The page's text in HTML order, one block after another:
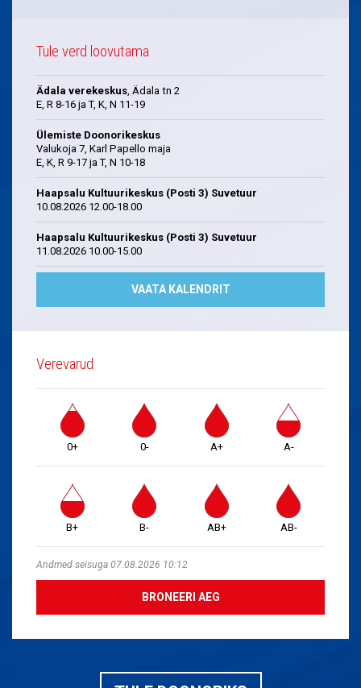
Tule verd loovutama
Ädala verekeskus, Ädala tn 2
E, R 8-16 ja T, K, N 11-19
Ülemiste Doonorikeskus
Valukoja 7, Karl Papello maja
E, K, R 9-17 ja T, N 10-18
Haapsalu Kultuurikeskus (Posti 3) Suvetuur
10.08.2026 12.00-18.00
Haapsalu Kultuurikeskus (Posti 3) Suvetuur
11.08.2026 10.00-15.00
VAATA KALENDRIT
Verevarud
0+ 0- A+ A-
B+ B- AB+ AB-
Andmed seisuga 07.08.2026 10:12
BRONEERI AEG